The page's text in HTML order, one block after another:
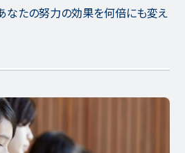
なたの努力の効果を何倍にも変え